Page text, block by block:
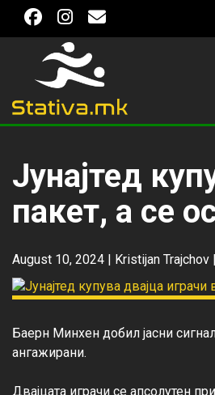
Јунајтед
пакет, а се
August 10, 2024 | Kristijan Trajchov |
Баерн Минхен добил јасни
ангажирани.
Двајцата играчи се апсолутен